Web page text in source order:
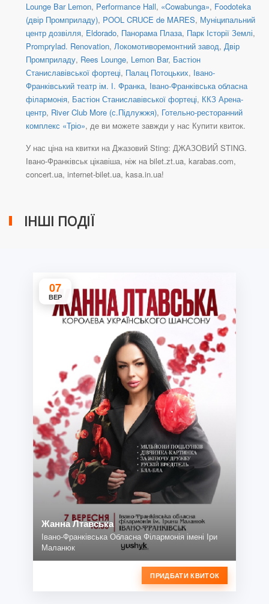
Lounge Bar Lemon, Performance Hall, «Cowabunga», Foodoteka
(двір Промприладу), POOL CRUCE de MARES, Муніципальний
центр дозвілля, Eldorado, Панорама Плаза, Парк Історії Землі,
Promprylad. Renovation, Локомотиворемонтний завод, Двір
Промприладу, Rees Lounge, Lemon Bar, Бастіон
Станиславівської фортеці, Палац Потоцьких, Івано-
Франківський театр ім. І. Франка, Івано-Франківська обласна
філармонія, Бастіон Станиславівської фортеці, ККЗ Арена-
центр, River Club More (с.Підлужжя), Готельно-ресторанний
комплекс «Тріо», де ви можете завжди у нас Купити квиток.
У нас ціна на квитки на Джазовий Sting: ДЖАЗОВИЙ STING.
Івано-Франківськ цікавіша, ніж на bilet.zt.ua, karabas.com,
concert.ua, internet-bilet.ua, kasa.in.ua!
ІНШІ ПОДІЇ
07
ВЕР
Жанна Лтавська
Івано-Франківська Обласна Філармонія імені Іри
Маланюк
ПРИДБАТИ КВИТОК